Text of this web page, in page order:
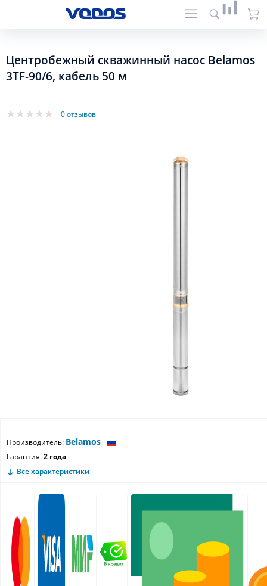
Центробежный скважинный насос Belamos
3TF-90/6, кабель 50 м
0 отзывов
Производитель: Belamos
Гарантия:2 года
Все характеристики